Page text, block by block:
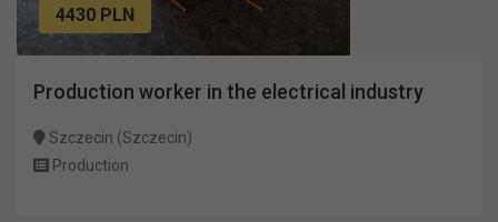
4430 PLN
Production worker in the electrical industry
Szczecin (Szczecin)
Production